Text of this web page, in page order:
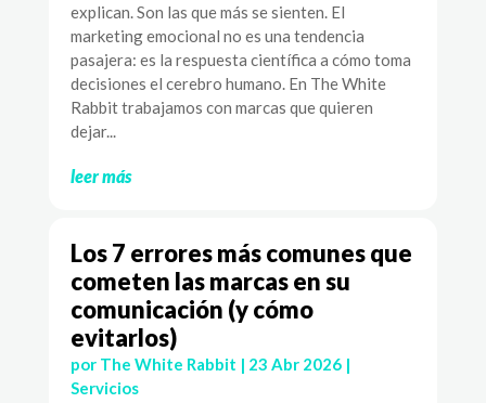
explican. Son las que más se sienten. El
marketing emocional no es una tendencia
pasajera: es la respuesta científica a cómo toma
decisiones el cerebro humano. En The White
Rabbit trabajamos con marcas que quieren
dejar...
leer más
Los 7 errores más comunes que
cometen las marcas en su
comunicación (y cómo
evitarlos)
por The White Rabbit | 23 Abr 2026|
Servicios